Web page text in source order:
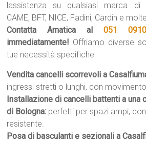
lassistenza su qualsiasi marca di
CAME, BFT, NICE, Fadini, Cardin e
Contatta Amatica al 051
immediatamente! Offriamo diverse
tue necessità specifiche:
Vendita cancelli scorrevoli a
ingressi stretti o lunghi, con
Installazione di cancelli battenti a una
di Bologna: perfetti per spazi ampi,
resistente.
Posa di basculanti e sezionali a